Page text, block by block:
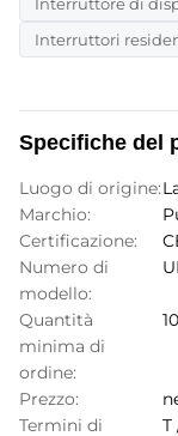
Interruttori
Specifiche del
Luogo di origine:
Marchio:
Certificazione:
Numero di
modello:
Quantità
minima di
ordine:
Prezzo:
Termini di
T